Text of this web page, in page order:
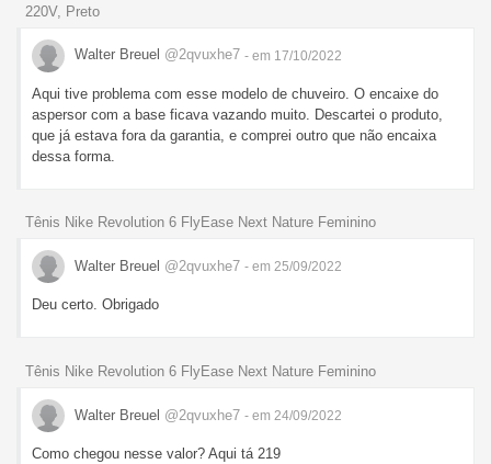
220V, Preto
Walter Breuel @2qvuxhe7 - em 17/10/2022
Aqui tive problema com esse modelo de chuveiro. O encaixe do
aspersor com a base ficava vazando muito. Descartei o produto,
que já estava fora da garantia, e comprei outro que não encaixa
dessa forma.
Tênis Nike Revolution 6 FlyEase Next Nature Feminino
Walter Breuel @2qvuxhe7 - em 25/09/2022
Deu certo. Obrigado
Tênis Nike Revolution 6 FlyEase Next Nature Feminino
Walter Breuel @2qvuxhe7 - em 24/09/2022
Como chegou nesse valor? Aqui tá 219